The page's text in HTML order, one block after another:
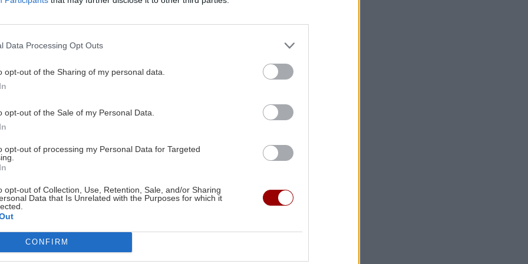
Data Processing Opt Outs
opt-out of the Sharing of my personal data.
opt-out of the Sale of my Personal Data.
opt-out of processing my Personal Data for Targeted
opt-out of Collection, Use, Retention, Sale, and/or Sharing
Data that Is Unrelated with the Purposes for which it
CONFIRM
τον κώδωνα του
το εθνικό μας προϊόν,
τις υποχωρήσεις της
συμφωνίες και τις
07/2026
Image
ΣΠΙΤΙ